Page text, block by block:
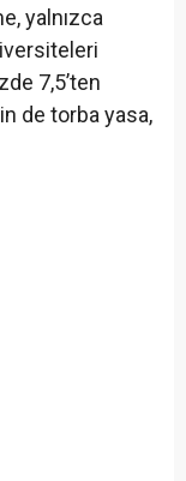
yalnızca
7,5’ten
de torba yasa,